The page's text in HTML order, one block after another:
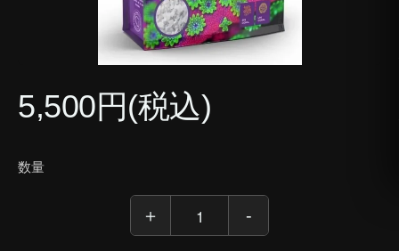
5,500円(税込)
数量